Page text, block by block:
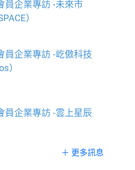
員企業專訪 -未來市
）
員企業專訪 -屹傲科技
）
員企業專訪 -雲上星辰
＋ 更多訊息